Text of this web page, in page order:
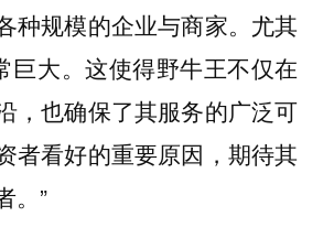
种规模的企业与商家。尤其
巨大。这使得野牛王不仅在
，也确保了其服务的广泛可
者看好的重要原因，期待其
。”